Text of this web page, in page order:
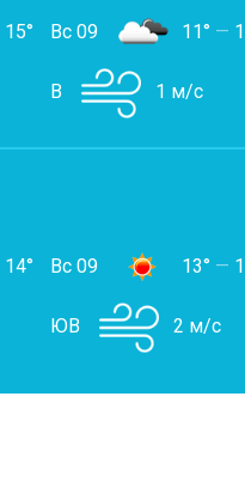
15° Вс 09 11° —
В 1 м/с
14° Вс 09 13° —
ЮВ 2 м/с